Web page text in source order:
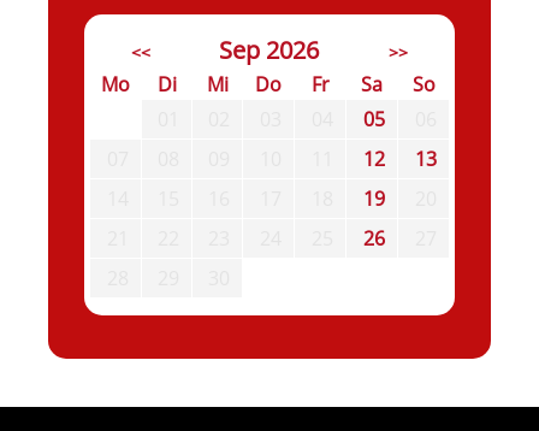
<< Sep 2026 >>
Mo Di Mi Do Fr Sa
So
05
12
13
19
26